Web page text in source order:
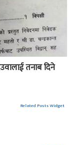
तनाब दिने
Related Posts Widget